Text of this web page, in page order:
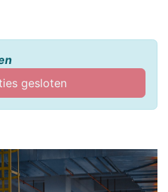
gesloten